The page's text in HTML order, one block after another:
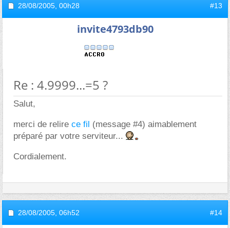
28/08/2005, 00h28 #13
invite4793db90
Re : 4.9999...=5 ?
Salut,
merci de relire ce fil (message #4) aimablement
préparé par votre serviteur...
Cordialement.
28/08/2005, 06h52 #14